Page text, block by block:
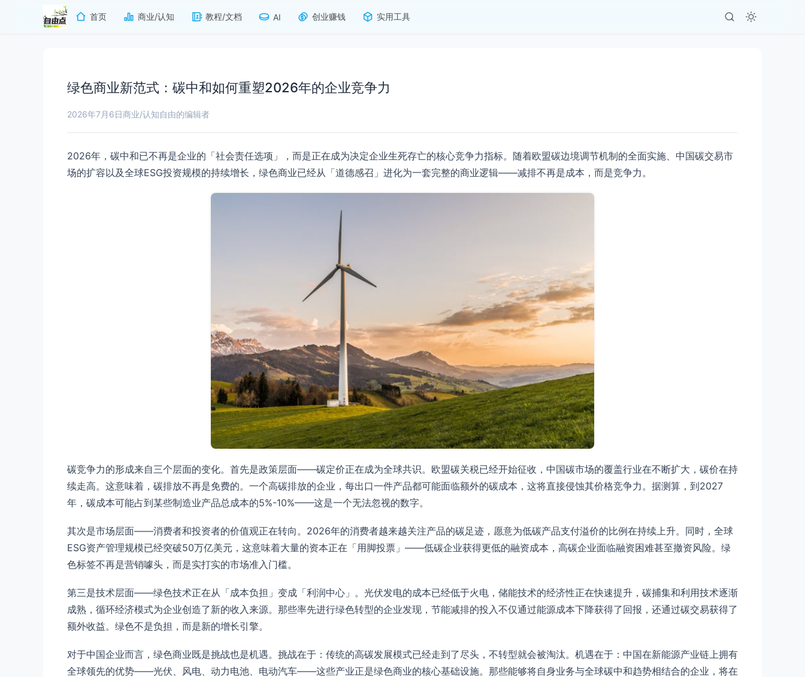
首页 商业/认知 教程/文档 AI 创业赚钱 实用工具
绿色商业新范式：碳中和如何重塑2026年的企业竞争力
2026年7月6日商业/认知自由的编辑者
2026年，碳中和已不再是企业的「社会责任选项」，而是正在成为决定企业生死存亡的核心竞争力指标。随着欧盟碳边境调节机制的全面实施、中国碳交易市
场的扩容以及全球ESG投资规模的持续增长，绿色商业已经从「道德感召」进化为一套完整的商业逻辑——减排不再是成本，而是竞争力。
碳竞争力的形成来自三个层面的变化。首先是政策层面——碳定价正在成为全球共识。欧盟碳关税已经开始征收，中国碳市场的覆盖行业在不断扩大，碳价在持
续走高。这意味着，碳排放不再是免费的。一个高碳排放的企业，每出口一件产品都可能面临额外的碳成本，这将直接侵蚀其价格竞争力。据测算，到2027
年，碳成本可能占到某些制造业产品总成本的5%-10%——这是一个无法忽视的数字。
其次是市场层面——消费者和投资者的价值观正在转向。2026年的消费者越来越关注产品的碳足迹，愿意为低碳产品支付溢价的比例在持续上升。同时，全球
ESG资产管理规模已经突破50万亿美元，这意味着大量的资本正在「用脚投票」——低碳企业获得更低的融资成本，高碳企业面临融资困难甚至撤资风险。绿
色标签不再是营销噱头，而是实打实的市场准入门槛。
第三是技术层面——绿色技术正在从「成本负担」变成「利润中心」。光伏发电的成本已经低于火电，储能技术的经济性正在快速提升，碳捕集和利用技术逐渐
成熟，循环经济模式为企业创造了新的收入来源。那些率先进行绿色转型的企业发现，节能减排的投入不仅通过能源成本下降获得了回报，还通过碳交易获得了
额外收益。绿色不是负担，而是新的增长引擎。
对于中国企业而言，绿色商业既是挑战也是机遇。挑战在于：传统的高碳发展模式已经走到了尽头，不转型就会被淘汰。机遇在于：中国在新能源产业链上拥有
全球领先的优势——光伏、风电、动力电池、电动汽车——这些产业正是绿色商业的核心基础设施。那些能够将自身业务与全球碳中和趋势相结合的企业，将在